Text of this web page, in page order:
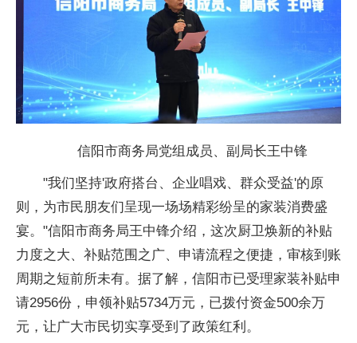
信阳市商务局党组成员、副 局长王中锋
"我们坚持'政府搭台、企业唱戏、群众受益'的原
则，为市民朋友们呈现一场场精彩纷呈的家装消费盛
宴。"信阳市商务局王中锋介绍，这次厨卫焕新的补贴
力度之大、补贴范围之广、申请流程之便捷，审核到账
周期之短前所未有。据了解， 信阳市已受理家装补贴申
请2956份，申领补贴5734万元，已拨付资金500余万
元，让广大市民切实享受到了政策红利。